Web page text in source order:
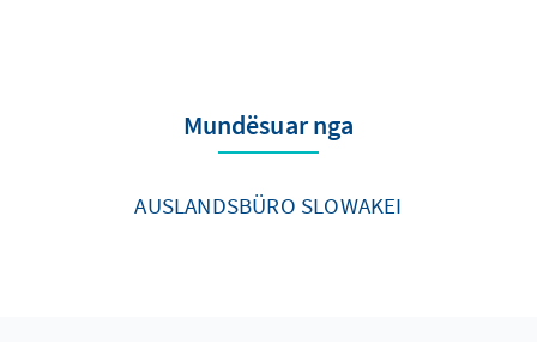
Mundësuar nga
AUSLANDSBÜRO SLOWAKEI